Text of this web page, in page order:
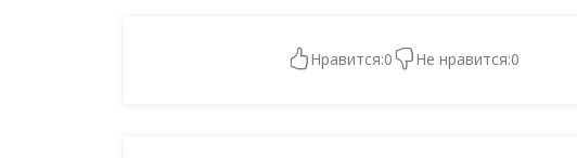
Нравится:0 Не нравится:0